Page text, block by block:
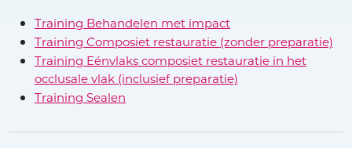
Training Behandelen met impact
Training Composiet restauratie (zonder preparatie)
Training Eénvlaks composiet restauratie in het
occlusale vlak (inclusief preparatie)
Training Sealen